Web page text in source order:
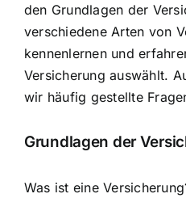
den Grundlagen der
verschiedene Arten von
kennenlernen und
Versicherung auswählt.
wir häufig gestellte
Grundlagen der
Was ist eine